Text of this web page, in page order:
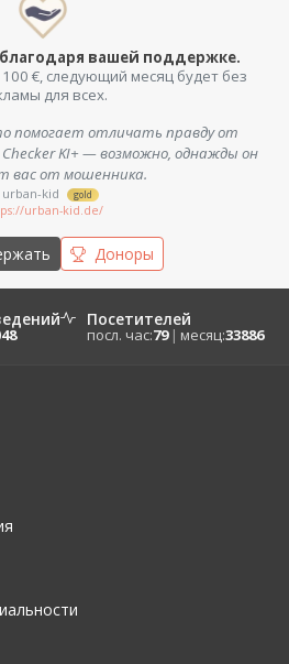
вашей поддержке.
€, следующий месяц будет без
для всех.
помогает отличать правду от
KI+ — возможно, однажды он
вас от мошенника.
kid gold
urban-kid.de/
Доноры
Посетителей
посл. час:79 | месяц:33886